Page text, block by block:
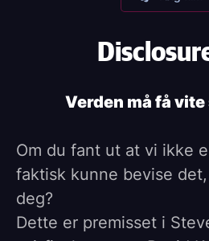
Verden må få
Om du fant ut at vi ikke
faktisk kunne bevise
deg?
Dette er premisset i